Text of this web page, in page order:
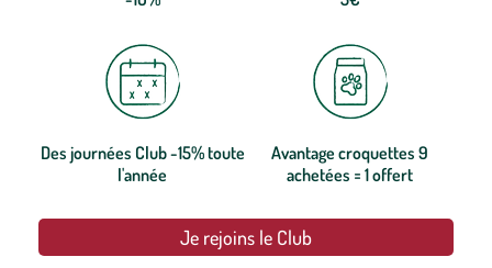
Des journées Club -15% toute
l'année
Avantage croquettes 9
achetées = 1 offert
Je rejoins le Club